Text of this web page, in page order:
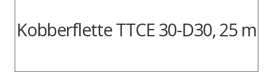
Kobberflette TTCE 30-D30, 25 m